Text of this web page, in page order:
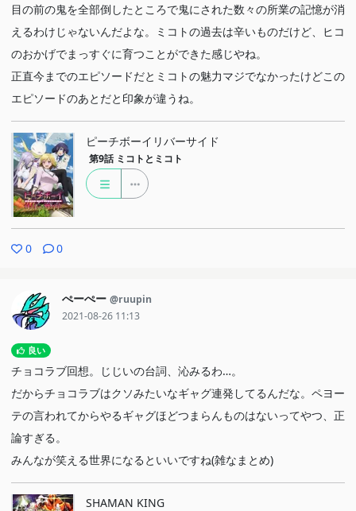
目の前の鬼を全部倒したところで鬼にされた数々の所業の記憶が消
えるわけじゃないんだよな。ミコトの過去は辛いものだけど、ヒコ
のおかげでまっすぐに育つことができた感じやね。
正直今までのエピソードだとミコトの魅力マジでなかったけどこの
エピソードのあとだと印象が違うね。
ピーチボーイリバーサイド
第9話 ミコトとミコト
0 0
ぺーぺー @ruupin
2021-08-26 11:13
良い
チョコラブ回想。じじいの台詞、沁みるわ…。
だからチョコラブはクソみたいなギャグ連発してるんだな。ペヨー
テの言われてからやるギャグほどつまらんものはないってやつ、正
論すぎる。
みんなが笑える世界になるといいですね(雑なまとめ)
SHAMAN KING